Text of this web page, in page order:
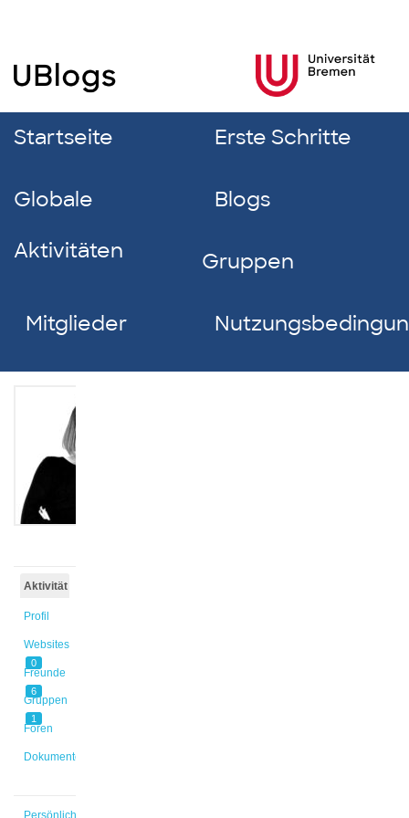
Startseite Erste Schritte
Globale
Aktivitäten
Blogs
Gruppen
Mitglieder
Aktivität
Profil
Websites
0
Freunde
6
Gruppen
1
Foren
Dokumente
Persönlich